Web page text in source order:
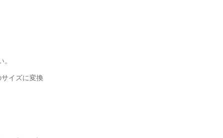
イズに変換